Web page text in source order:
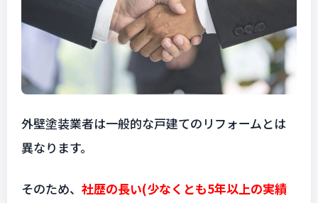
外壁塗装業者は一般的な戸建てのリフォームとは
異なります。
そのため、 社歴の長い(少なくとも5年以上の実績